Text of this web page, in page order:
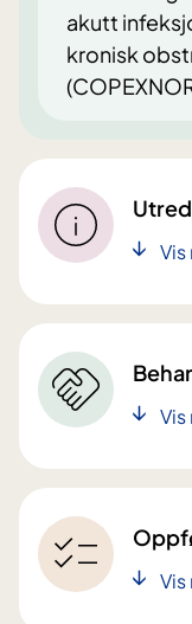
akutt
kronisk
Vis
Vis
Vis